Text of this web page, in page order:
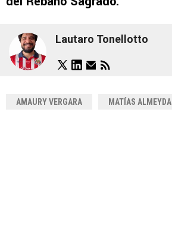
Lautaro Tonellotto
AMAURY VERGARA MATÍAS ALMEYDA